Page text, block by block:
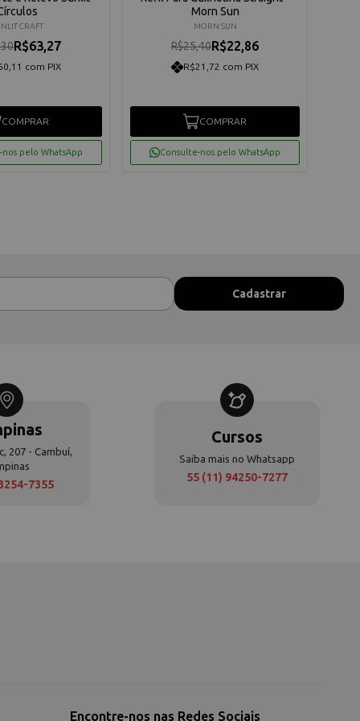
CRAFT
R$63,27
com PIX
COMPRAR
nos pelo WhatsApp
Morn Sun
MORN SUN
R$25,40R$22,86
R$21,72 com PIX
COMPRAR
Consulte-nos pelo WhatsApp
207 - Cambuí,
7355
Cursos
Saiba mais no Whatsapp
55 (11) 94250-7277
Encontre-nos nas Redes Sociais